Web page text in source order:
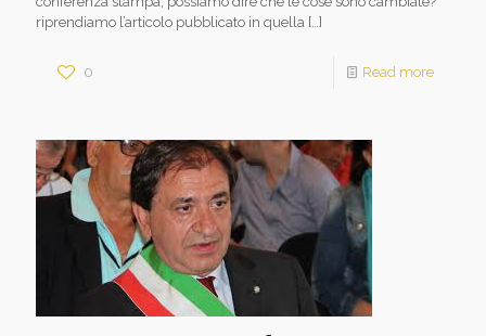
riprendiamo l’articolo pubblicato in quella […]
0 Read more